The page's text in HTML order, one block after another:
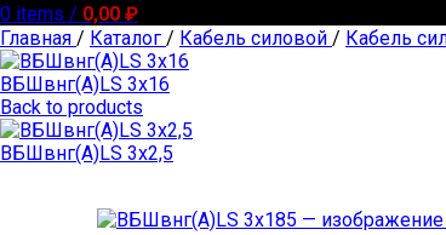
0 items / 0,00 ₽
Главная / Каталог / Кабель силовой / Кабель
ВБШвнг(А)LS 3х16
Back to products
ВБШвнг(А)LS 3х2,5